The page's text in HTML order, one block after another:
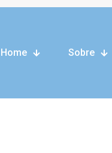
Home Sobre